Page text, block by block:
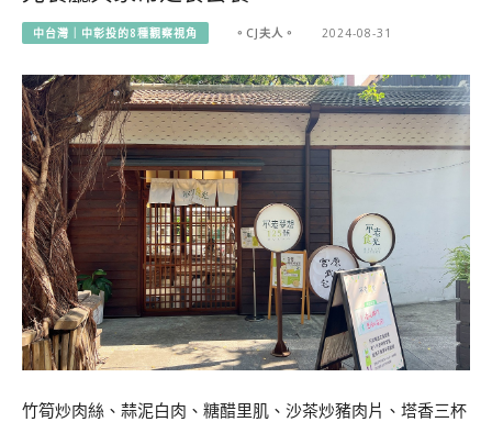
中台灣｜中彰投的8種觀察視角 。CJ夫人。 2024-08-31
竹筍炒肉絲、蒜泥白肉、糖醋里肌、沙茶炒豬肉片、塔香三杯